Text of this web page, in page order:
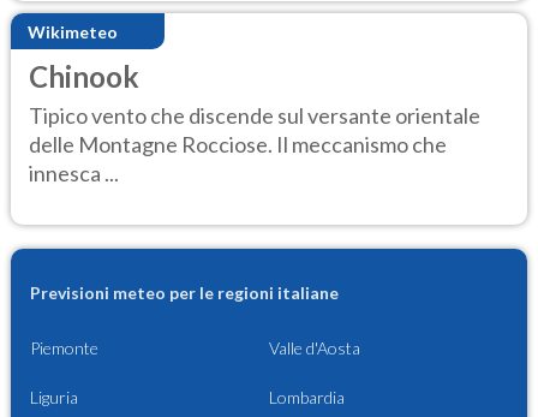
Wikimeteo
Chinook
Tipico vento che discende sul versante orientale
delle Montagne Rocciose. Il meccanismo che
innesca ...
Previsioni meteo per le regioni italiane
Piemonte Valle d'Aosta
Liguria Lombardia